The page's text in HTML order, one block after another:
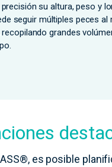
su altura, peso y
seguir múltiples peces al
grandes
es posible